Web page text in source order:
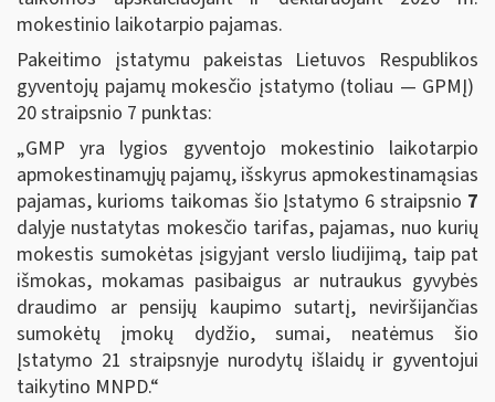
mokestinio laikotarpio pajamas.
Pakeitimo įstatymu pakeistas Lietuvos Respublikos
gyventojų pajamų mokesčio įstatymo (toliau — GPMĮ)
20 straipsnio 7 punktas:
„GMP yra lygios gyventojo mokestinio laikotarpio
apmokestinamųjų pajamų, išskyrus apmokestinamąsias
pajamas, kurioms taikomas šio Įstatymo 6 straipsnio 7
dalyje nustatytas mokesčio tarifas, pajamas, nuo kurių
mokestis sumokėtas įsigyjant verslo liudijimą, taip pat
išmokas, mokamas pasibaigus ar nutraukus gyvybės
draudimo ar pensijų kaupimo sutartį, neviršijančias
sumokėtų įmokų dydžio, sumai, neatėmus šio
Įstatymo 21 straipsnyje nurodytų išlaidų ir gyventojui
taikytino MNPD.“